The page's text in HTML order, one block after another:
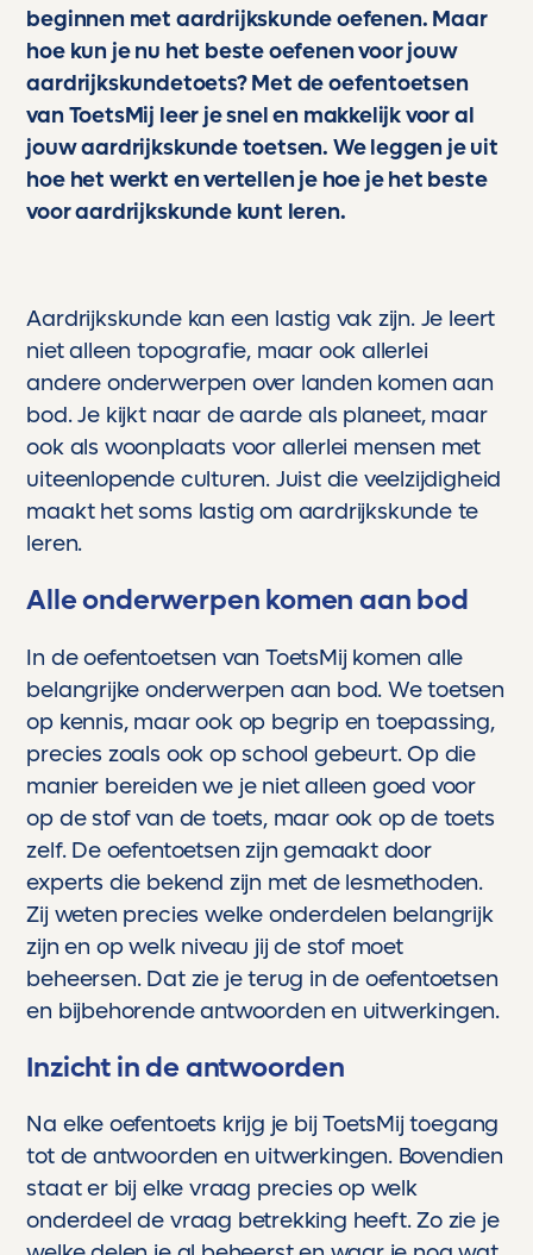
leerlingen nodig hebben.
- Topkwaliteit geen rommel, geen gokwerk,
maar echt professioneel materiaal waar
scholen jaloers op zouden zijn.
Voor ons is Toetsmij niet zomaar een
hulpmiddel. Het is een partner in de
ontwikkeling van onze kinderen. Een stille
kracht die hen helpt groeien, bloeien en boven
zeggen:
Dankjewel, Toetsmij. Jullie maken écht het
verschil.
beginnen met aardrijkskunde oefenen. Maar
hoe kun je nu het beste oefenen voor jouw
aardrijkskundetoets? Met de oefentoetsen
van ToetsMij leer je snel en makkelijk voor al
jouw aardrijkskunde toetsen. We leggen je uit
hoe het werkt en vertellen je hoe je het beste
voor aardrijkskunde kunt leren.
Aardrijkskunde kan een lastig vak zijn. Je leert
niet alleen topografie, maar ook allerlei
andere onderwerpen over landen komen aan
bod. Je kijkt naar de aarde als planeet, maar
ook als woonplaats voor allerlei mensen met
uiteenlopende culturen. Juist die veelzijdigheid
maakt het soms lastig om aardrijkskunde te
leren.
Alle onderwerpen komen aan bod
In de oefentoetsen van ToetsMij komen alle
belangrijke onderwerpen aan bod. We toetsen
op kennis, maar ook op begrip en toepassing,
precies zoals ook op school gebeurt. Op die
manier bereiden we je niet alleen goed voor
op de stof van de toets, maar ook op de toets
zelf. De oefentoetsen zijn gemaakt door
experts die bekend zijn met de lesmethoden.
Zij weten precies welke onderdelen belangrijk
zijn en op welk niveau jij de stof moet
beheersen. Dat zie je terug in de oefentoetsen
en bijbehorende antwoorden en uitwerkingen.
Inzicht in de antwoorden
Na elke oefentoets krijg je bij ToetsMij toegang
tot de antwoorden en uitwerkingen. Bovendien
staat er bij elke vraag precies op welk
onderdeel de vraag betrekking heeft. Zo zie je